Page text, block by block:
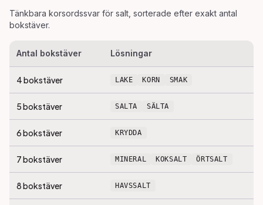
Tänkbara korsordssvar för salt , sorterade efter exakt antal
bokstäver.
Antal bokstäver Lösningar
4bokstäver LAKE KORN SMAK
5bokstäver SALTA SÄLTA
6bokstäver KRYDDA
7bokstäver MINERAL KOKSALT ÖRTSALT
8bokstäver HAVSSALT